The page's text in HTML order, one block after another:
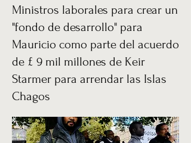
Ministros laborales para crear un
"fondo de desarrollo" para
Mauricio como parte del acuerdo
de £ 9 mil millones de Keir
Starmer para arrendar las Islas
Chagos